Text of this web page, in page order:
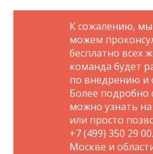
К сожалению, мы
можем
бесплатно всех
команда будет
по внедрению и
Более подробно
можно узнать
или просто
+7 (499) 350 29
Москве и